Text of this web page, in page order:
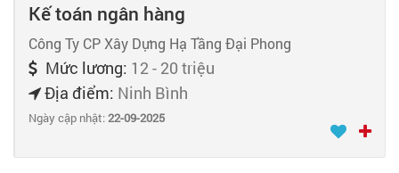
Kế toán ngân hàng
Công Ty CP Xây Dựng Hạ Tầng Đại Phong
Mức lương: 12 - 20 triệu
Địa điểm: Ninh Bình
Ngày cập nhật:22-09-2025